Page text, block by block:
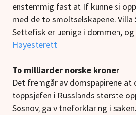
enstemmig fast at If kunne si
med de to smoltselskapene. Villa
Settefisk er uenige i dommen, og
Høyesterett.
To milliarder norske kroner
Det fremgår av domspapirene at
toppsjefen i Russlands største
Sosnov, ga vitneforklaring i saken.